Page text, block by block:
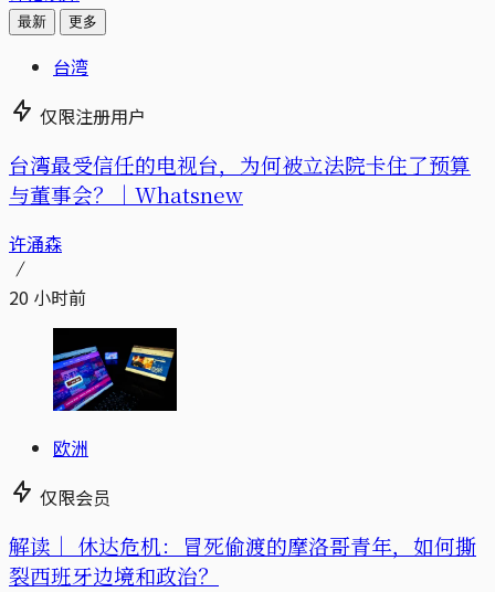
最新 更多
台湾
仅限注册用户
台湾最受信任的电视台，为何被立法院卡住了预算
与董事会？｜Whatsnew
许涌森
20 小时前
欧洲
仅限会员
解读｜ 休达危机：冒死偷渡的摩洛哥青年，如何撕
裂西班牙边境和政治？